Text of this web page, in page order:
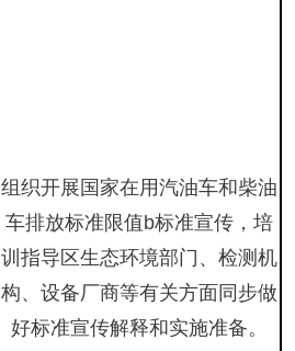
组织开展国家在用汽油车和柴油
车排放标准限值b标准宣传，培
训指导区生态环境部门、检测机
构、设备厂商等有关方面同步做
好标准宣传解释和实施准备。